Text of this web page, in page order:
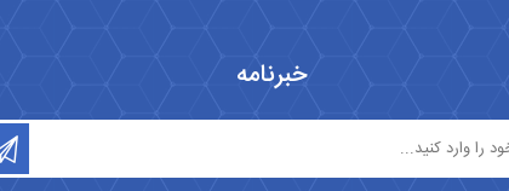
خبرنامه